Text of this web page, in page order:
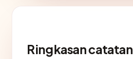
Ringkasan